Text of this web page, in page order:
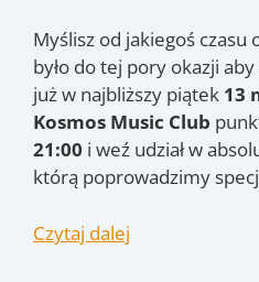
Myślisz od jakiegoś czasu
było do tej pory okazji
już w najbliższy piątek 13
Kosmos Music Club
21:00 i weź udział w
którą poprowadzimy
Czytaj dalej